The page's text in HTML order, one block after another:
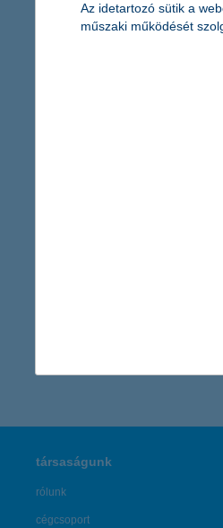
Újabb digitális innováció a
Új szintre lép a digitális
magukat. Az új megoldás
társaságunk
rólunk
cégcsoport
Az idetartozó sütik a
műszaki működését